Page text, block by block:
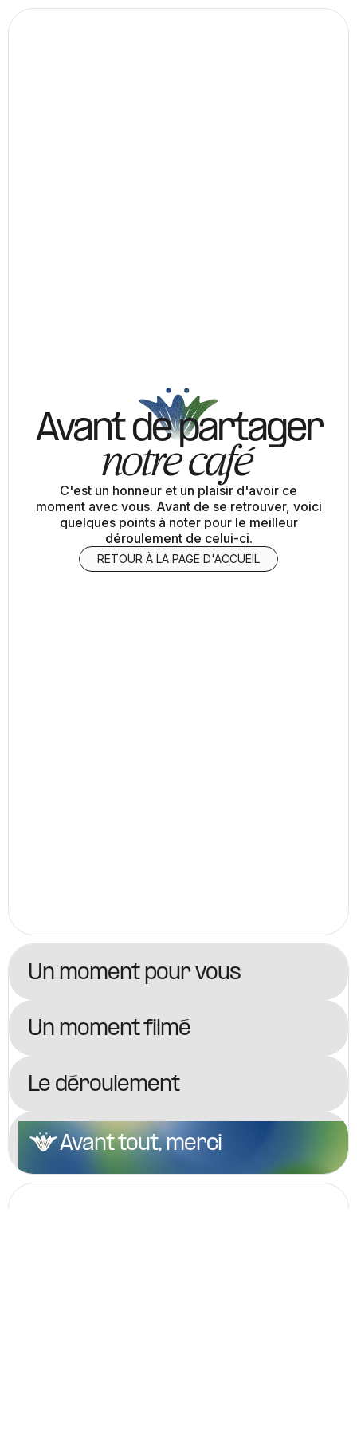
Avant departager
notre café
C'est un honneur et un plaisir d'avoir ce
moment avec vous. Avant de se retrouver, voici
quelques points à noter pour le meilleur
déroulement de celui-ci.
RETOUR À LA PAGE D'ACCUEIL
Un moment pour vous
Un moment filmé
Le déroulement
Avant tout, merci